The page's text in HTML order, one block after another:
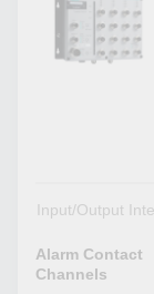
Input/Output
Alarm Contact
Channels